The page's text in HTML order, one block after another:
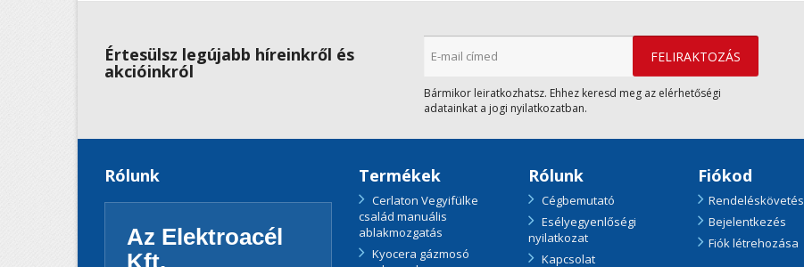
Értesülsz legújabb híreinkről és
akcióinkról
Bármikor leiratkozhatsz. Ehhez keresd meg az elérhetőségi
adatainkat a jogi nyilatkozatban.
Rólunk
Az Elektroacél
Kft.
Termékek
Cerlaton Vegyifülke
család manuális
ablakmozgatás
Kyocera gázmosó
Rólunk
Cégbemutató
Esélyegyenlőségi
nyilatkozat
Kapcsolat
Fiókod
Rendeléskövetés
Bejelentkezés
Fiók létrehozása